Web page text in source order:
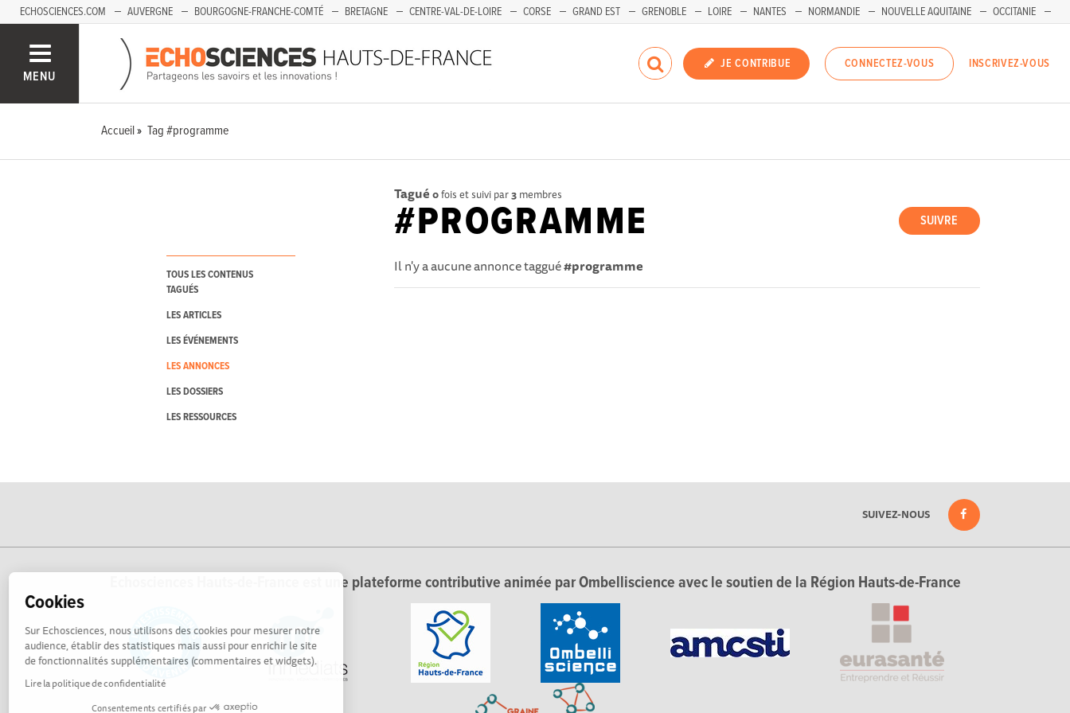
Cookies
Sur Echosciences, nous utilisons des cookies pour mesurer notre
audience, établir des statistiques mais aussi pour enrichir le site
de fonctionnalités supplémentaires (commentaires et widgets).
Lire la politique de confidentialité
Consentements certifiés par
ECHOSCIENCES.COM AUVERGNE BOURGOGNE-FRANCHE-COMTÉ BRETAGNE CENTRE-VAL-DE-LOIRE CORSE GRAND EST GRENOBLE LOIRE NANTES NORMANDIE NOUVELLE AQUITAINE
OCCITANIE
SAVOIE MONT-BLANC
MENU
JE CONTRIBUE CONNECTEZ-VOUS INSCRIVEZ-VOUS
Accueil Tag #programme
TOUS LES CONTENUS
TAGUÉS
LES ARTICLES
LES ÉVÉNEMENTS
LES ANNONCES
LES DOSSIERS
LES RESSOURCES
Tagué 0fois et suivi par3 membres
SUIVRE
#PROGRAMME
Il n'y a aucune annonce taggué#programme
SUIVEZ-NOUS
Echosciences Hauts-de-France est une plateforme contributive animée par Ombelliscience avec le soutien de la Région Hauts-de-France